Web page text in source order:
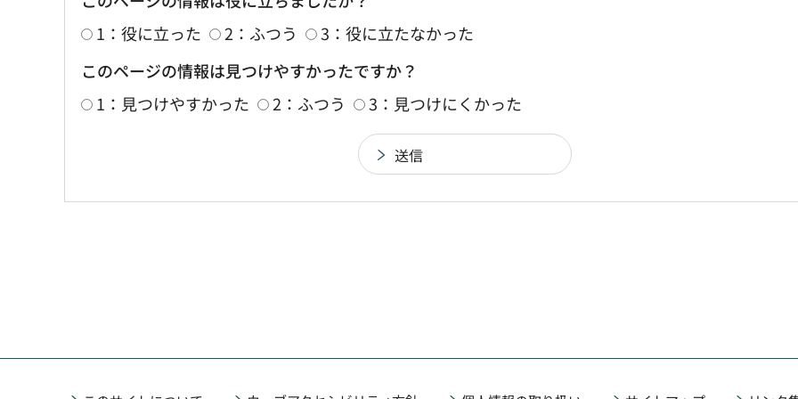
1：役に立った
2：ふつう
3：役に立たなかった
このページの情報は見つけやすかったですか？
1：見つけやすかった
2：ふつう 3：見つけにくかった